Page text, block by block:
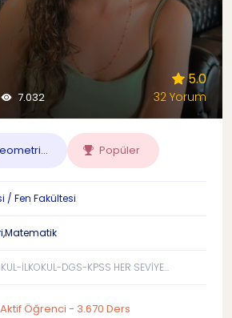
7.032
5.0
32 Yorum
Popüler
/ Fen Fakültesi
İLKOKUL-DGS-KPSS HER SEVİYE...
Aktif Öğrenci - 3.670 Ders